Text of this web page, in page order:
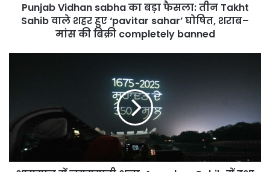
बिक्री
completely
banned
Punjab Vidhan sabha का बड़ा फैसला: तीन Takht
Sahib वाले शहर हुए ‘pavitar sahar’ घोषित, शराब–
मांस की बिक्री completely banned
Anandpur
Sahib
दुनिया